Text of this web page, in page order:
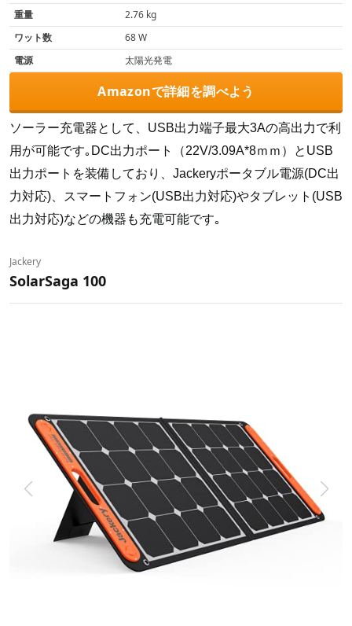
重量
2.76 kg
ワット数
‎68 W
電源
‎太陽光発電
Amazonで詳細を調べよう
ソーラー充電器として、USB出力端子最大3Aの高出力で利
用が可能です｡DC出力ポート（22V/3.09A*8ｍｍ）とUSB
出力ポートを装備しており、Jackeryポータブル電源(DC出
力対応)、スマートフォン(USB出力対応)やタブレット(USB
出力対応)などの機器も充電可能です｡
Jackery
SolarSaga 100